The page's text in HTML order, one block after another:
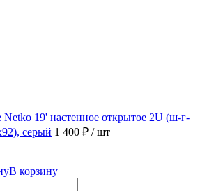
Netko 19' настенное открытое 2U (ш-г-
серый 1 400 ₽ / шт
В корзину